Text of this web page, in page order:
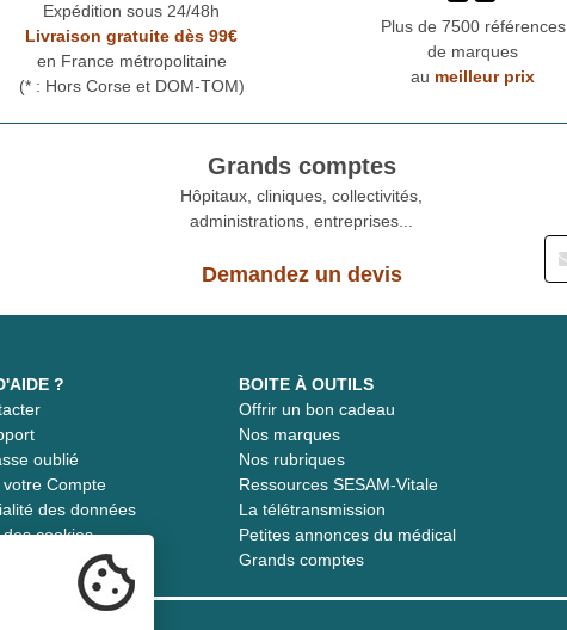
Expédition sous 24/48h
Livraison gratuite dès 99€
en France métropolitaine
(* : Hors Corse et DOM-TOM)
Plus de 7500 références
de marques
au meilleur prix
Grands comptes
Hôpitaux, cliniques, collectivités,
administrations, entreprises...
Demandez un devis
?
oublié
Compte
des données
cookies
BOITE À OUTILS
Offrir un bon cadeau
Nos marques
Nos rubriques
Ressources SESAM-Vitale
La télétransmission
Petites annonces du médical
Grands comptes